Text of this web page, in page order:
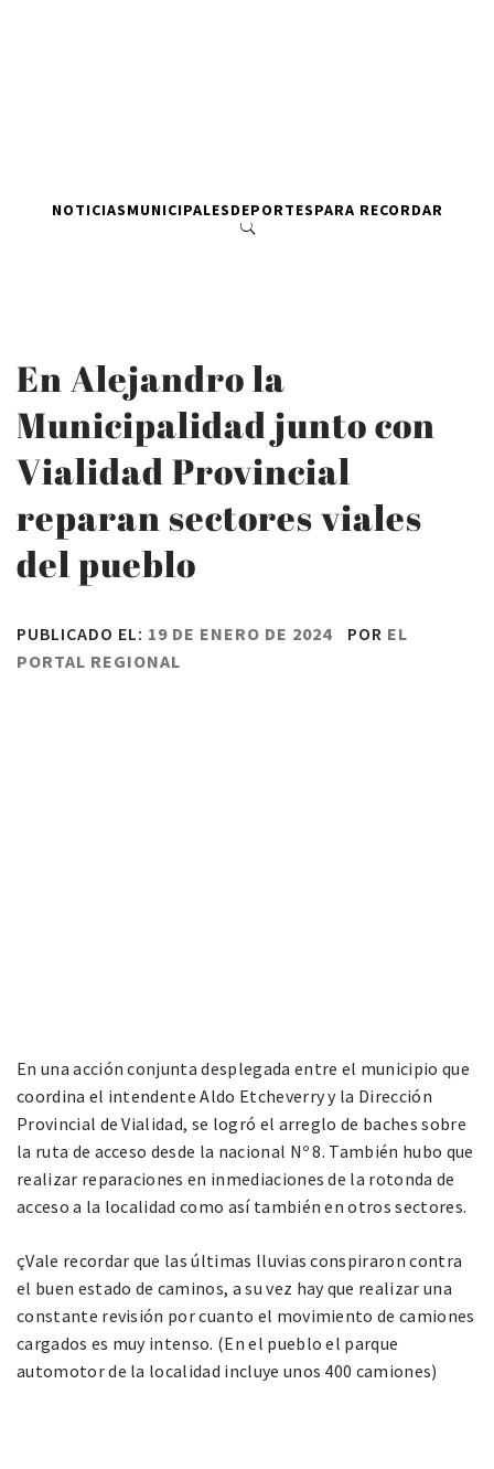
NOTICIASMUNICIPALESDEPORTESPARA RECORDAR
En Alejandro la
Municipalidad junto con
Vialidad Provincial
reparan sectores viales
del pueblo
PUBLICADO EL: 19 DE ENERO DE 2024 POR EL
PORTAL REGIONAL
En una acción conjunta desplegada entre el municipio que
coordina el intendente Aldo Etcheverry y la Dirección
Provincial de Vialidad, se logró el arreglo de baches sobre
la ruta de acceso desde la nacional Nº 8. También hubo que
realizar reparaciones en inmediaciones de la rotonda de
acceso a la localidad como así también en otros sectores.
çVale recordar que las últimas lluvias conspiraron contra
el buen estado de caminos, a su vez hay que realizar una
constante revisión por cuanto el movimiento de camiones
cargados es muy intenso. (En el pueblo el parque
automotor de la localidad incluye unos 400 camiones)